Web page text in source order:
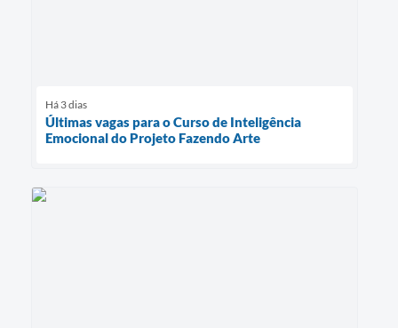
Há 3 dias
Últimas vagas para o Curso de Inteligência
Emocional do Projeto Fazendo Arte